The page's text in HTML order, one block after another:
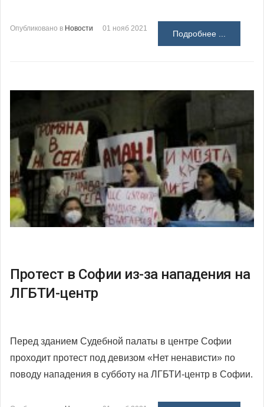
Опубликовано в Новости 01 нояб 2021
Подробнее ...
Протест в Софии из-за нападения на
ЛГБТИ-центр
Перед зданием Судебной палаты в центре Софии
проходит протест под девизом «Нет ненависти» по
поводу нападения в субботу на ЛГБТИ-центр в Софии.